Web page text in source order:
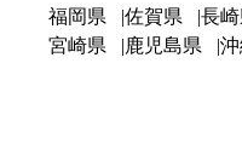
福岡県 佐賀県 長
宮崎県
鹿児島県